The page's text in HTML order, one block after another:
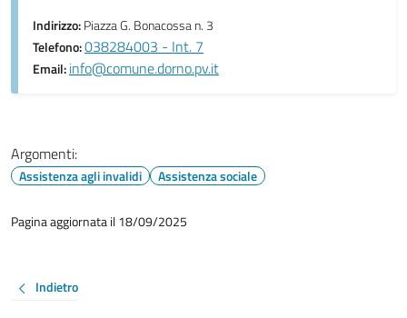
Indirizzo:Piazza G. Bonacossa n. 3
Telefono:038284003 - Int. 7
Email:info@comune.dorno.pv.it
Argomenti:
Assistenza agli invalidi Assistenza sociale
Pagina aggiornata il 18/09/2025
Indietro